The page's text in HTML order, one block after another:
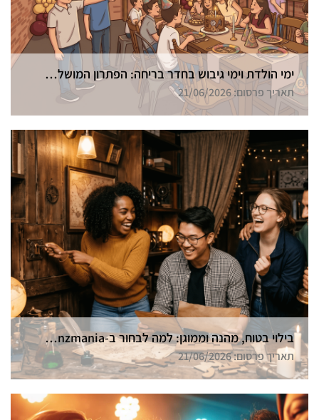
ימי הולדת וימי גיבוש בחדר בריחה: הפתרון המושלם בחיפה
תאריך פרסום: 21/06/2026
בילוי בטוח, מהנה וממוגן: למה לבחור ב-Funzmania לחדר הבריחה הבא שלכם בצפון?
תאריך פרסום: 21/06/2026